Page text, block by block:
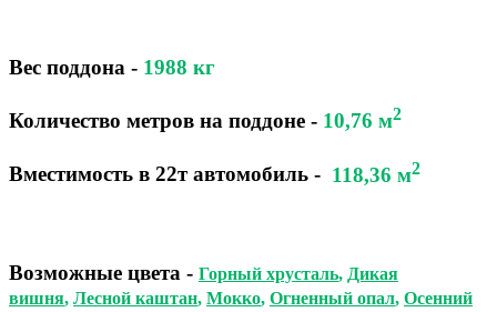
Вес поддона - 1988 кг
Количество метров на поддоне - 10,76 м2
Вместимость в 22т автомобиль - 118,36 м2
Возможные цвета - Горный хрусталь, Дикая
вишня, Лесной каштан, Мокко, Огненный опал, Осенний